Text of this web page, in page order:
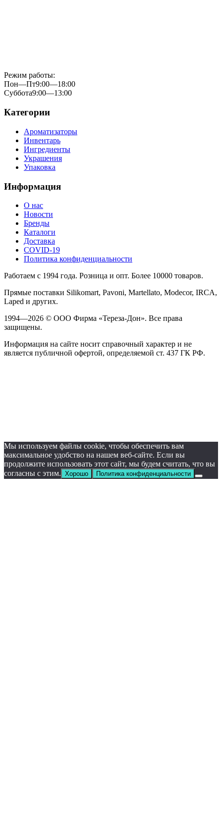
Режим работы:
Пон—Пт9:00—18:00
Суббота9:00—13:00
Категории
Ароматизаторы
Инвентарь
Ингредиенты
Украшения
Упаковка
Информация
О нас
Новости
Бренды
Каталоги
Доставка
COVID-19
Политика конфиденциальности
Работаем с 1994 года. Розница и опт. Более 10000 товаров.
Прямые поставки Silikomart, Pavoni, Martellato, Modecor, IRCA,
Laped и других.
1994—2026 © ООО Фирма «Тереза-Дон». Все права
защищены.
Информация на сайте носит справочный характер и не
является публичной офертой, определяемой ст. 437 ГК РФ.
Мы используем файлы cookie, чтобы обеспечить вам
максимальное удобство на нашем веб-сайте. Если вы
продолжите использовать этот сайт, мы будем считать, что вы
согласны с этим. Хорошо Политика конфиденциальности